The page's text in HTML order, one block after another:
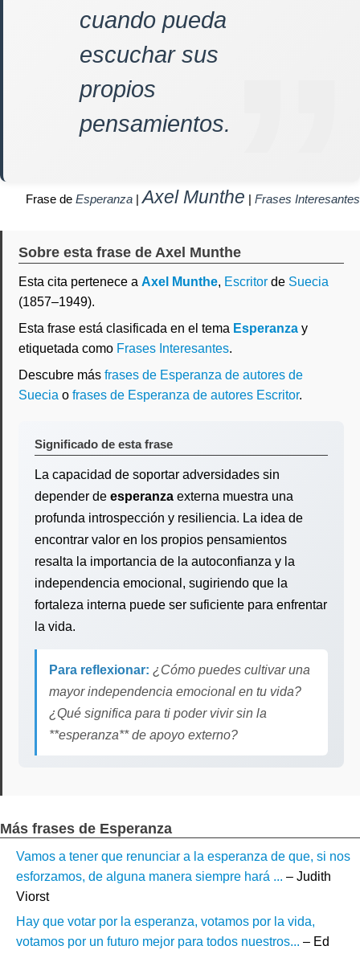
cuando pueda
escuchar sus
propios
pensamientos.
Frase de Esperanza |Axel Munthe | Frases Interesantes
Sobre esta frase de Axel Munthe
Esta cita pertenece a Axel Munthe, Escritor de Suecia
(1857–1949).
Esta frase está clasificada en el tema Esperanza y
etiquetada como Frases Interesantes.
Descubre más frases de Esperanza de autores de
Suecia o frases de Esperanza de autores Escritor.
Significado de esta frase
La capacidad de soportar adversidades sin
depender de esperanza externa muestra una
profunda introspección y resiliencia. La idea de
encontrar valor en los propios pensamientos
resalta la importancia de la autoconfianza y la
independencia emocional, sugiriendo que la
fortaleza interna puede ser suficiente para enfrentar
la vida.
Para reflexionar: ¿Cómo puedes cultivar una
mayor independencia emocional en tu vida?
¿Qué significa para ti poder vivir sin la
**esperanza** de apoyo externo?
Más frases de Esperanza
Vamos a tener que renunciar a la esperanza de que, si nos
esforzamos, de alguna manera siempre hará ... – Judith
Viorst
Hay que votar por la esperanza, votamos por la vida,
votamos por un futuro mejor para todos nuestros... – Ed